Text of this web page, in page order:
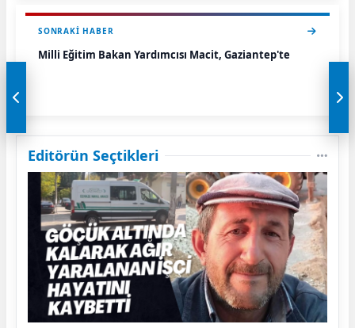
SONRAKI HABER
Milli Eğitim Bakan Yardımcısı Macit, Gaziantep'te
Editörün Seçtikleri